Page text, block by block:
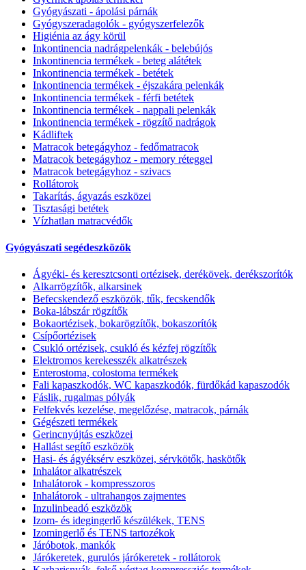
Gyógyászati - ápolási párnák
Gyógyszeradagolók - gyógyszerfelezők
Higiénia az ágy körül
Inkontinencia nadrágpelenkák - belebújós
Inkontinencia termékek - beteg alátétek
Inkontinencia termékek - betétek
Inkontinencia termékek - éjszakára pelenkák
Inkontinencia termékek - férfi betétek
Inkontinencia termékek - nappali pelenkák
Inkontinencia termékek - rögzítő nadrágok
Kádliftek
Matracok betegágyhoz - fedőmatracok
Matracok betegágyhoz - memory réteggel
Matracok betegágyhoz - szivacs
Rollátorok
Takarítás, ágyazás eszközei
Tisztasági betétek
Vízhatlan matracvédők
Gyógyászati segédeszközök
Ágyéki- és keresztcsonti ortézisek, derékövek, derékszorítók
Alkarrögzítők, alkarsinek
Befecskendező eszközök, tűk, fecskendők
Boka-lábszár rögzítők
Bokaortézisek, bokarögzítők, bokaszorítók
Csípőortézisek
Csukló ortézisek, csukló és kézfej rögzítők
Elektromos kerekesszék alkatrészek
Enterostoma, colostoma termékek
Fali kapaszkodók, WC kapaszkodók, fürdőkád kapaszodók
Fáslik, rugalmas pólyák
Felfekvés kezelése, megelőzése, matracok, párnák
Gégészeti termékek
Gerincnyújtás eszközei
Hallást segítő eszközök
Hasi- és ágyéksérv eszközei, sérvkötők, haskötők
Inhalátor alkatrészek
Inhalátorok - kompresszoros
Inhalátorok - ultrahangos zajmentes
Inzulinbeadó eszközök
Izom- és idegingerlő készülékek, TENS
Izomingerlő és TENS tartozékok
Járóbotok, mankók
Járókeretek, gurulós járókeretek - rollátorok